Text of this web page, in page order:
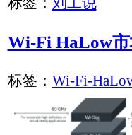
网络协议转换网关
站内搜索